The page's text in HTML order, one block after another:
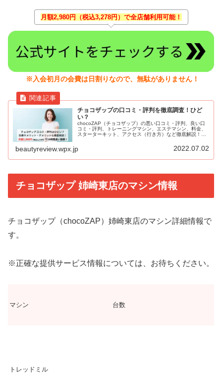
月額2,980円（税込3,278円）で全店舗利用可能！
※入会初月の会費は日割りなので、無駄がありません！
チョコザップの口コミ・評判を徹底調査！ひど
い？
chocoZAP（チョコザップ）の悪い口コミ・評判、良い口
コミ・評判、トレーニングマシン、エステマシン、料金、
スターターキット、アクセス（行き方）など徹底解説！
ム。月額2,980円（税込3,278円）と圧倒的にコスパがよ
く、セルフエステも導入。
beautyreview.wpx.jp 2022.07.02
チョコザップ 姉崎東店のマシン情報
チョコザップ（chocoZAP）姉崎東店のマシン詳細情報で
す。
※正確な提供サービス情報については、お待ちください。
マシン 台数
トレッドミル